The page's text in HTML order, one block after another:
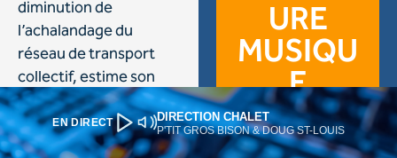
EN DIRECT DIRECTION CHALET
P'TIT GROS BISON & DOUG ST-LOUIS